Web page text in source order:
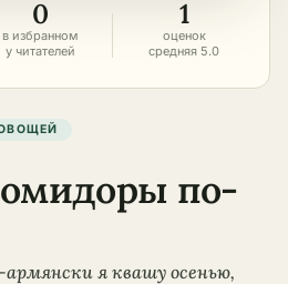
0
в избранном
у читателей
1
оценок
средняя 5.0
по-
я квашу осенью,